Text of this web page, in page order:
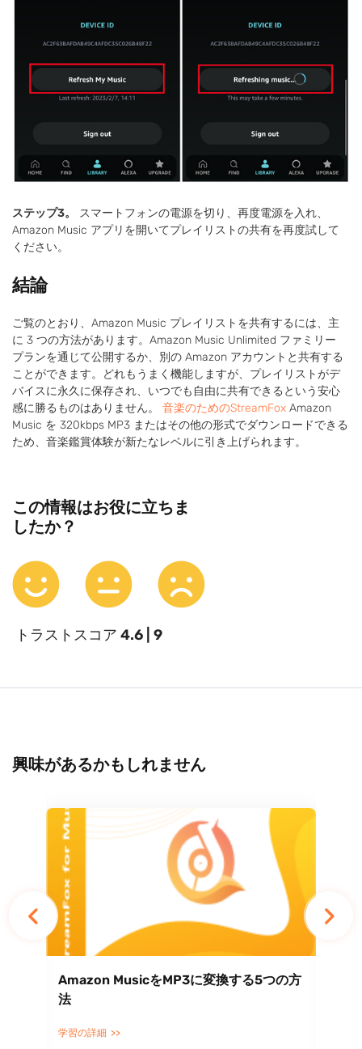
ステップ3。
スマートフォンの電源を切り、再度電源を入れ、
Amazon Music アプリを開いてプレイリストの共有を再度試して
ください。
結論
ご覧のとおり、Amazon Music プレイリストを共有するには、主
に 3 つの方法があります。Amazon Music Unlimited ファミリー
プランを通じて公開するか、別の Amazon アカウントと共有する
ことができます。どれもうまく機能しますが、プレイリストがデ
バイスに永久に保存され、いつでも自由に共有できるという安心
感に勝るものはありません。 音楽のためのStreamFox Amazon
Music を 320kbps MP3 またはその他の形式でダウンロードできる
ため、音楽鑑賞体験が新たなレベルに引き上げられます。
この情報はお役に立ちま
したか？
トラストスコア 4.6 | 9
興味があるかもしれません
Amazon MusicをMP3に変換する5つの方
法
学習の詳細